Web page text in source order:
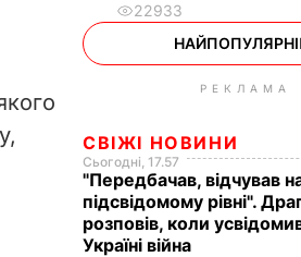
22933
РЕКЛАМА
СВІЖІ НОВИНИ
Сьогодні, 17.57
"Передбачав, відчував
підсвідомому рівні".
розповів, коли
Україні війна